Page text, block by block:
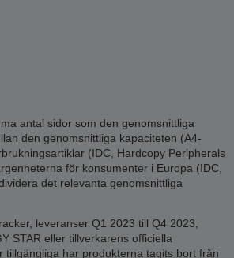
antal sidor som den genomsnittliga
den genomsnittliga kapaciteten (A4-
(IDC, Hardcopy Peripherals
för konsumenter i Europa (IDC,
det relevanta genomsnittliga
leveranser Q1 2023 till Q4 2023,
STAR eller tillverkarens officiella
har produkterna tagits bort från